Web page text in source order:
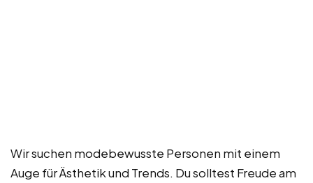
Wir suchen modebewusste Personen mit einem
Auge für Ästhetik und Trends. Du solltest Freude am